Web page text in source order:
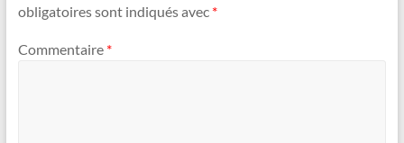
obligatoires sont indiqués avec *
Commentaire *